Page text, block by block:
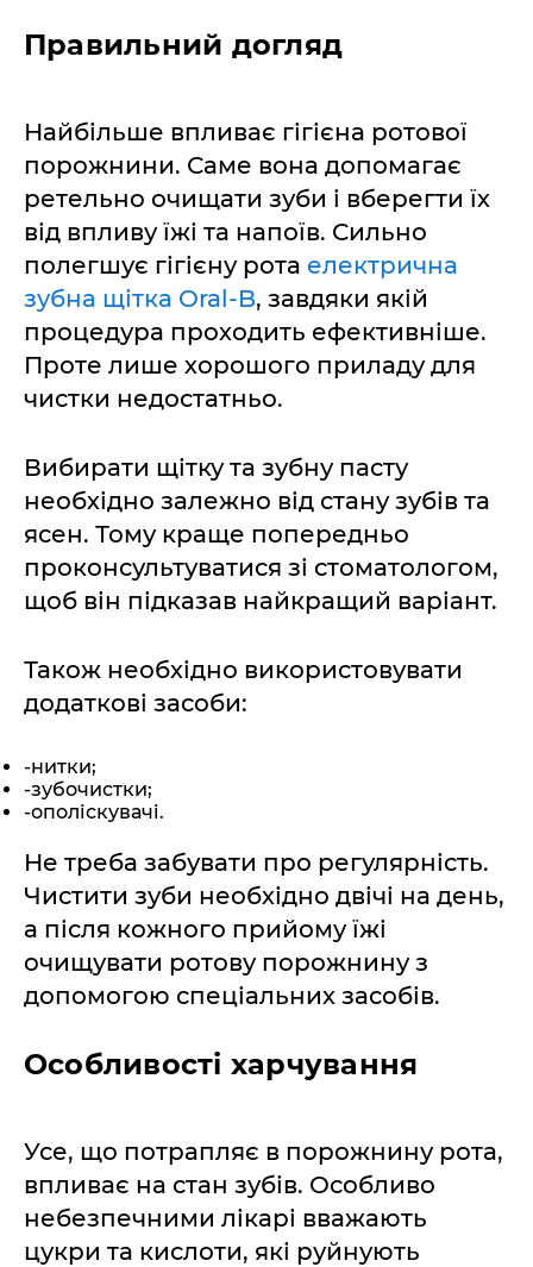
Правильний догляд
Найбільше впливає гігієна ротової
порожнини. Саме вона допомагає
ретельно очищати зуби і вберегти їх
від впливу їжі та напоїв. Сильно
полегшує гігієну рота електрична
зубна щітка Oral-B, завдяки якій
процедура проходить ефективніше.
Проте лише хорошого приладу для
чистки недостатньо.
Вибирати щітку та зубну пасту
необхідно залежно від стану зубів та
ясен. Тому краще попередньо
проконсультуватися зі стоматологом,
щоб він підказав найкращий варіант.
Також необхідно використовувати
додаткові засоби:
-нитки;
-зубочистки;
-ополіскувачі.
Не треба забувати про регулярність.
Чистити зуби необхідно двічі на день,
а після кожного прийому їжі
очищувати ротову порожнину з
допомогою спеціальних засобів.
Особливості харчування
Усе, що потрапляє в порожнину рота,
впливає на стан зубів. Особливо
небезпечними лікарі вважають
цукри та кислоти, які руйнують